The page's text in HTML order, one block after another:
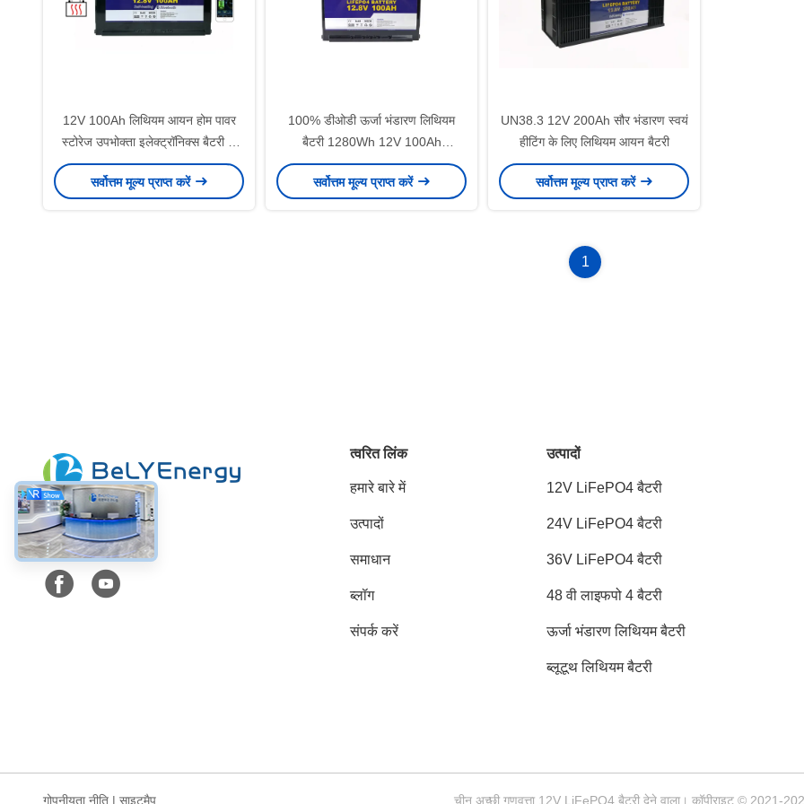
12V 100Ah लिथियम आयन होम पावर
स्टोरेज उपभोक्ता इलेक्ट्रॉनिक्स बैटरी के
लिए बैटरी
सर्वोत्तम मूल्य प्राप्त करें
100% डीओडी ऊर्जा भंडारण लिथियम
बैटरी 1280Wh 12V 100Ah
LiFePO4 बैटरी
सर्वोत्तम मूल्य प्राप्त करें
UN38.3 12V 200Ah सौर भंडारण स्वयं
हीटिंग के लिए लिथियम आयन बैटरी
सर्वोत्तम मूल्य प्राप्त करें
1
सोशल मीडिया
त्वरित लिंक
हमारे बारे में
उत्पादों
समाधान
ब्लॉग
संपर्क करें
उत्पादों
12V LiFePO4 बैटरी
24V LiFePO4 बैटरी
36V LiFePO4 बैटरी
48 वी लाइफपो 4 बैटरी
ऊर्जा भंडारण लिथियम बैटरी
ब्लूटूथ लिथियम बैटरी
गोपनीयता नीति | साइटमैप चीन अच्छी गुणवत्ता 12V LiFePO4 बैटरी देने वाला। कॉपीराइट © 2021-